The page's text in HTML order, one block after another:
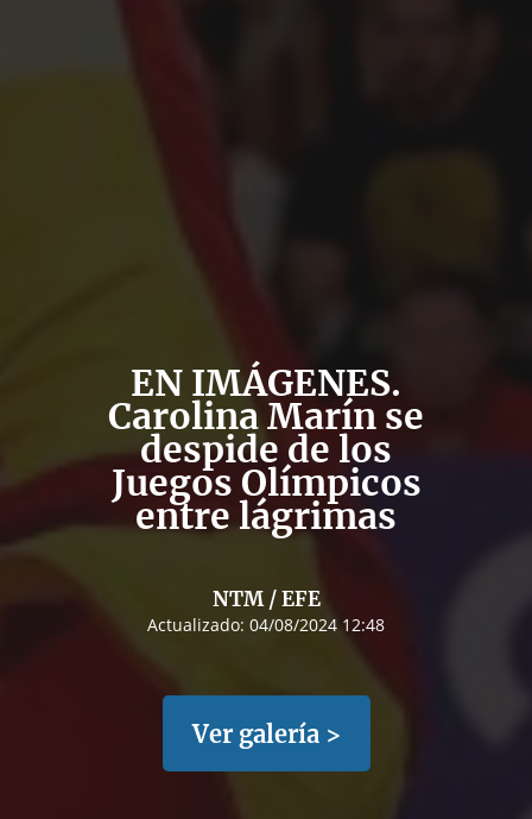
EN IMÁGENES.
Carolina Marín se
despide de los
Juegos Olímpicos
entre lágrimas
NTM / EFE
Actualizado: 04/08/2024 12:48
Ver galería >